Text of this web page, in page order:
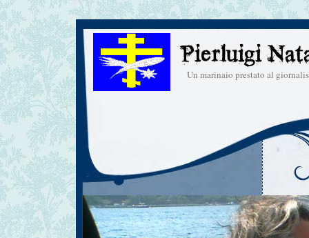
Un marinaio prestato al